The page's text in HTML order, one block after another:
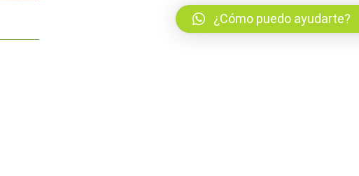
¿Cómo puedo ayudarte?